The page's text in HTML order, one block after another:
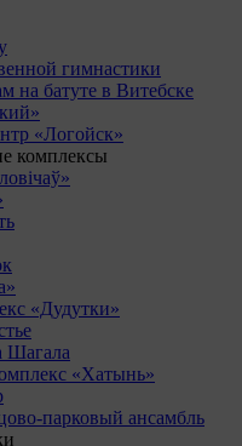
гимнастики
на батуте в Витебске
«Логойск»
комплексы
«Дудутки»
Шагала
«Хатынь»
парковый ансамбль